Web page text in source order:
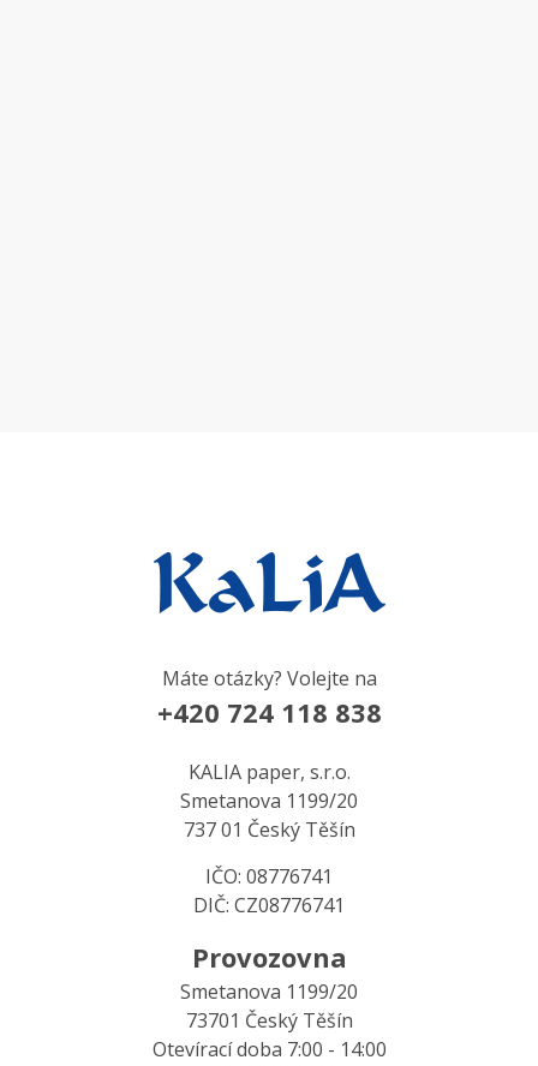
Máte otázky? Volejte na
+420 724 118 838
KALIA paper, s.r.o.
Smetanova 1199/20
737 01 Český Těšín
IČO: 08776741
DIČ: CZ08776741
Provozovna
Smetanova 1199/20
73701 Český Těšín
Otevírací doba 7:00 - 14:00